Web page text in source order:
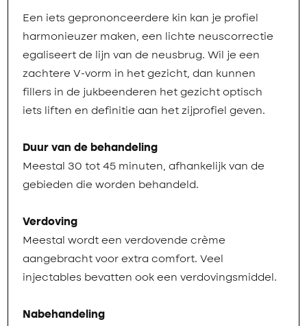
Een iets geprononceerdere kin kan je profiel
harmonieuzer maken, een lichte neuscorrectie
egaliseert de lijn van de neusbrug. Wil je een
zachtere V-vorm in het gezicht, dan kunnen
fillers in de jukbeenderen het gezicht optisch
iets liften en definitie aan het zijprofiel geven.
Duur van de behandeling
Meestal 30 tot 45 minuten, afhankelijk van de
gebieden die worden behandeld.
Verdoving
Meestal wordt een verdovende crème
aangebracht voor extra comfort. Veel
injectables bevatten ook een verdovingsmiddel.
Nabehandeling